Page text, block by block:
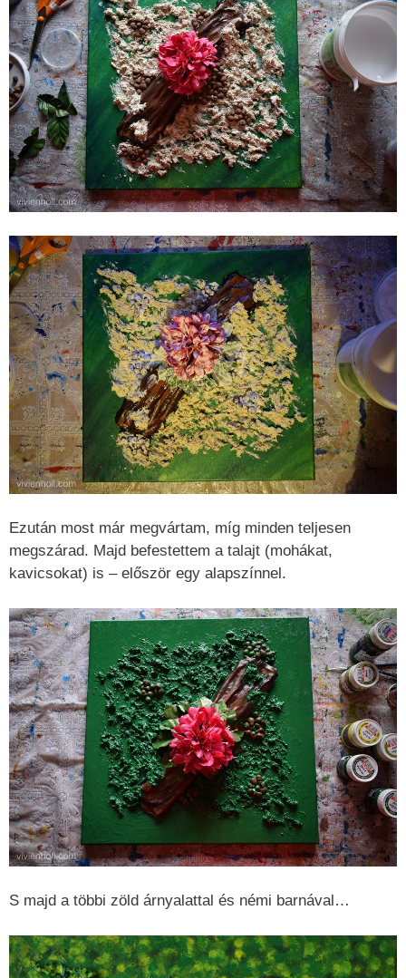
Ezután most már megvártam, míg minden teljesen
megszárad. Majd befestettem a talajt (mohákat,
kavicsokat) is – először egy alapszínnel.
S majd a többi zöld árnyalattal és némi barnával…